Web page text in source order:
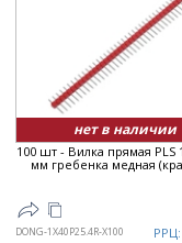
нет в наличии
100 шт - Вилка прямая PLS
мм гребенка медная
DONG-1X40P25.4R-X100 РРЦ: